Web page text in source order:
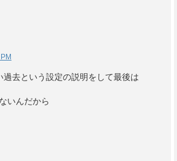
過去という設定の説明をして最後は
いんだから